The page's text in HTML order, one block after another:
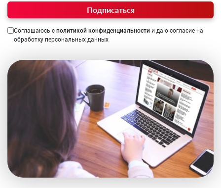
Подписаться
Соглашаюсь с политикой конфиденциальности и даю согласие на
обработку персональных данных